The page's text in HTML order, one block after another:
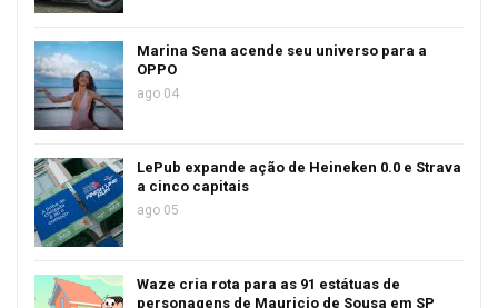
Marina Sena acende seu universo para a
OPPO
ago 04
LePub expande ação de Heineken 0.0 e Strava
a cinco capitais
ago 05
Waze cria rota para as 91 estátuas de
personagens de Mauricio de Sousa em SP